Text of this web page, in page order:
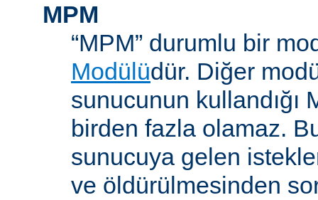
MPM
“MPM” durumlu bir
Modülüdür. Diğer
sunucunun kullandığı
birden fazla olamaz.
sunucuya gelen
ve öldürülmesinden